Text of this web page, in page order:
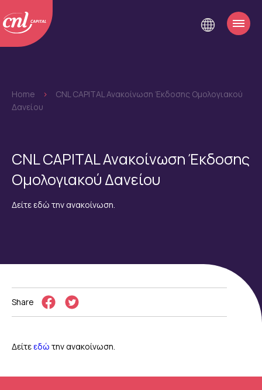
Home >
CNL CAPITAL Ανακοίνωση Έκδοσης Ομολογιακού
Δανείου
CNL CAPITAL Ανακοίνωση Έκδοσης
Ομολογιακού Δανείου
Δείτε εδώ την ανακοίνωση.
Share
Δείτεεδώ την ανακοίνωση.